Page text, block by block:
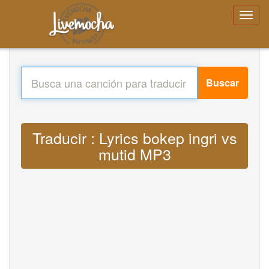
Buscar
Traducir : Lyrics bokep ingri vs
mutid MP3